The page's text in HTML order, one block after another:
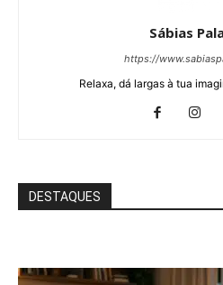
Sábias
https://
Relaxa, dá largas à tua
DESTAQUES